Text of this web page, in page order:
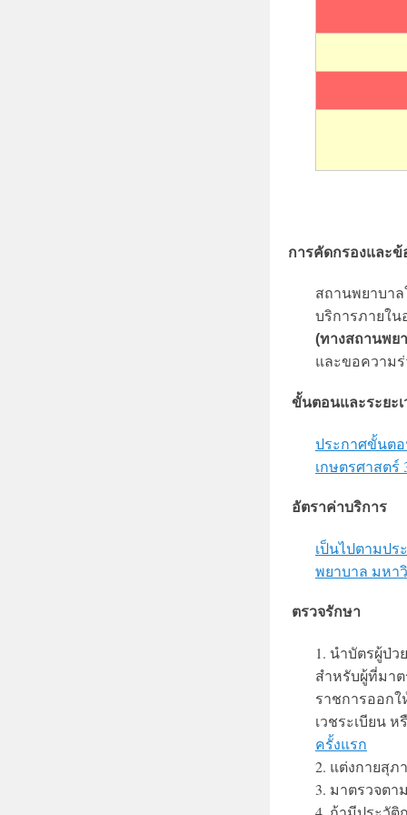
การคัดกรองและข้
สถานพยาบา
บริการภายใ
(ทางสถานพย
และขอความร่
ขั้นตอนและระยะ
ประกาศขั้นต
เกษตรศาสตร์
อัตราค่าบริการ
เป็นไปตามป
พยาบาล มหา
ตรวจรักษา
1. นำบัตรผู้ป่
สำหรับผู้ที่มา
ราชการออก
เวชระเบียน
ครั้งแรก
2. แต่งกายสุภ
3. มาตรวจต